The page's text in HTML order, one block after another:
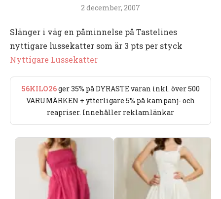
2 december, 2007
Slänger i väg en påminnelse på Tastelines
nyttigare lussekatter som är 3 pts per styck
Nyttigare Lussekatter
56KILO26ger 35% på DYRASTE varan inkl. över 500
VARUMÄRKEN + ytterligare 5% på kampanj- och
reapriser. Innehåller reklamlänkar